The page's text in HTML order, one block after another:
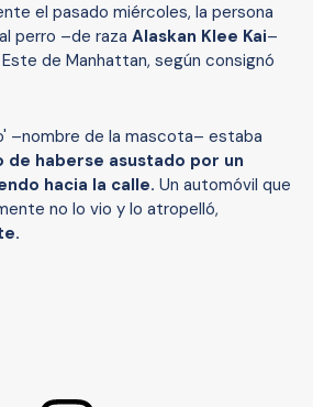
el pasado miércoles, la persona
perro –de raza Alaskan Klee Kai–
de Manhattan, según consignó
–nombre de la mascota– estaba
de haberse asustado por un
hacia la calle. Un automóvil que
no lo vio y lo atropelló,